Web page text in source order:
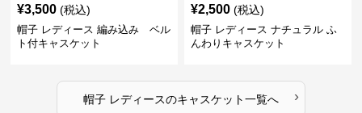
¥3,500 (税込)
帽子 レディース 編み込み ベル
ト付キャスケット
¥2,500 (税込)
帽子 レディース ナチュラル ふ
んわりキャスケット
帽子 レディースのキャスケット一覧へ ›